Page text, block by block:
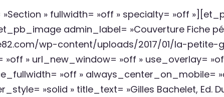
» fullwidth= »off » specialty= »off
admin_label= »Couverture Fiche
wp-content/uploads/2017/01/la-
» url_new_window= »off » use_overlay=
»off » always_center_on_mobile=
»solid » title_text= »Gilles Bachelet, Ed.